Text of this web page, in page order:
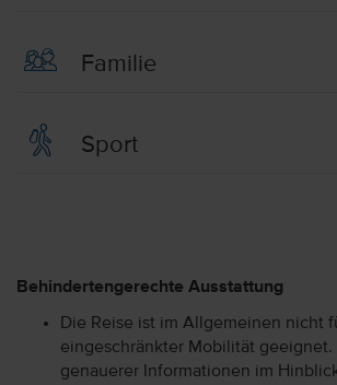
Familie
Sport
Behindertengerechte Ausstattung
Die Reise ist im Allgemeinen nicht
eingeschränkter Mobilität geeignet.
genauerer Informationen im